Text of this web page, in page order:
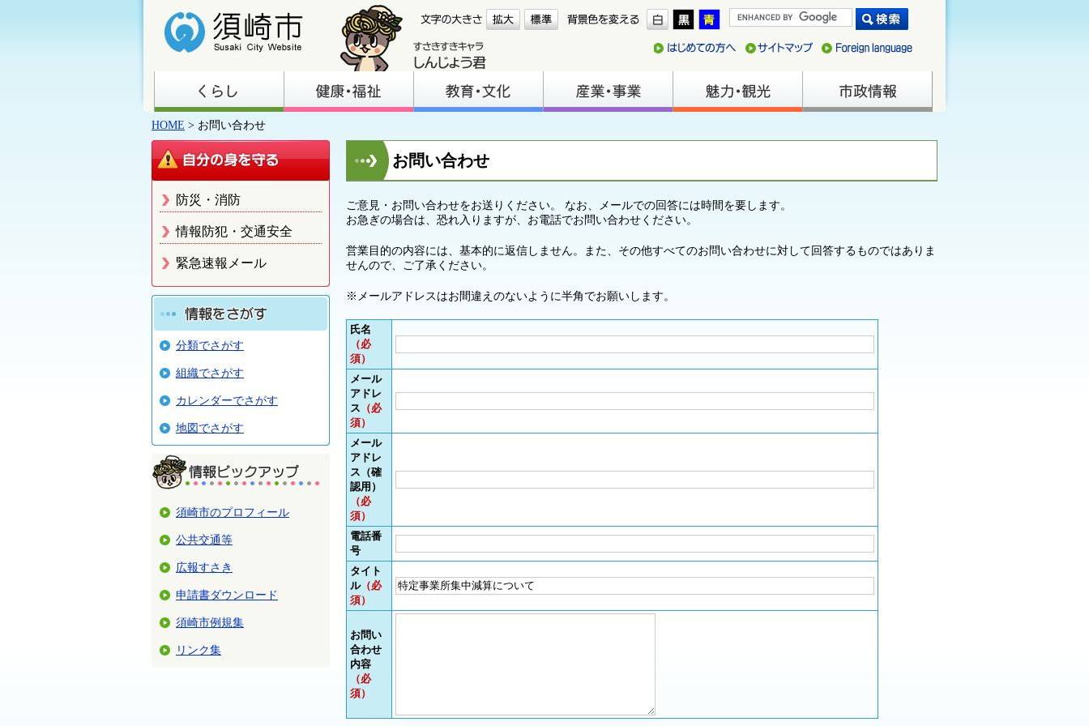
HOME > お問い合わせ
防災・消防
情報防犯・交通安全
緊急速報メール
分類でさがす
組織でさがす
カレンダーでさがす
地図でさがす
須崎市のプロフィール
公共交通等
広報すさき
申請書ダウンロード
須崎市例規集
リンク集
お問い合わせ
ご意見・お問い合わせをお送りください。 なお、メールでの回答には時間を要します。
お急ぎの場合は、恐れ入りますが、お電話でお問い合わせください。
営業目的の内容には、基本的に返信しません。また、その他すべてのお問い合わせに対して回答するものではありま
せんので、ご了承ください。
※メールアドレスはお間違えのないように半角でお願いします。
氏名
（必
須）
メール
アドレ
ス （必
須）
メール
アドレ
ス（確
認用）
（必
須）
電話番
号
タイト
ル（必
須）
お問い
合わせ
内容
（必
須）